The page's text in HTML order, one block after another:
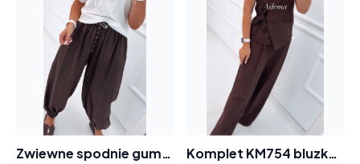
Zwiewne spodnie gumka na nogawce SP765 pasek Komplet KM754 bluzka z kołnierzykiem i wiązaniem i spodnie szeroka nogawka